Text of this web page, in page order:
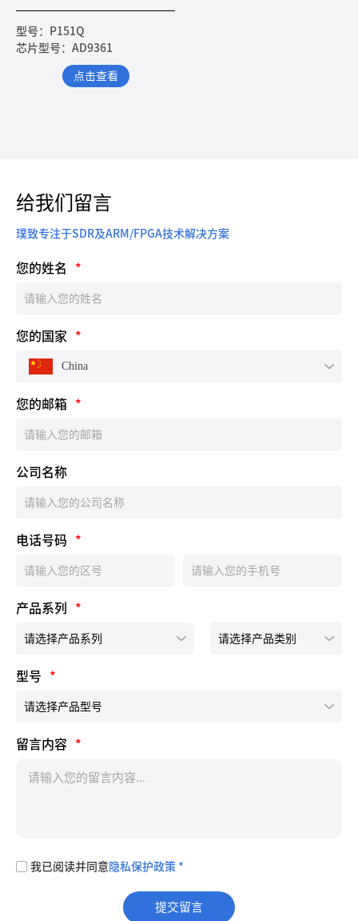
型号：P151Q
芯片型号：AD9361
点击查看
给我们留言
璞致专注于SDR及ARM/FPGA技术解决方案
您的姓名 *
您的国家 *
China
您的邮箱 *
公司名称
电话号码 *
产品系列 *
型号 *
留言内容 *
我已阅读并同意 隐私保护政策 *